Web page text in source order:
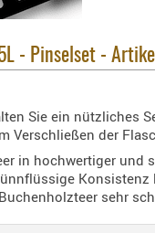
- Pinselset -
Sie ein nützliches
Verschließen der
in hochwertiger
sehr